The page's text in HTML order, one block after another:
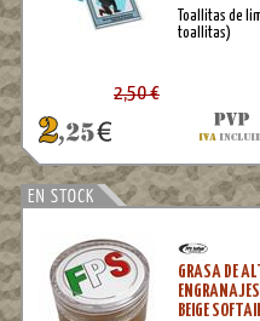
Toallitas de
toallitas)
2,50 €
GRASA DE
BEIGE